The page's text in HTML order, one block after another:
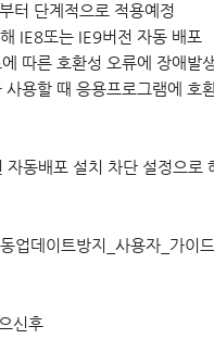
단계적으로 적용예정
IE8또는 IE9버전 자동 배포
따른 호환성 오류에 장애발
할 때 응용프로그램에 호
동배포 설치 차단 설정으로
업데이트방지_사용자_가이
신후